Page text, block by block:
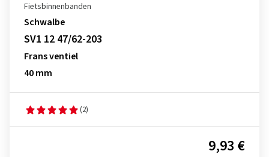
Fietsbinnenbanden
Schwalbe
SV1 12 47/62-203
Frans ventiel
40 mm
(2)
9,93 €